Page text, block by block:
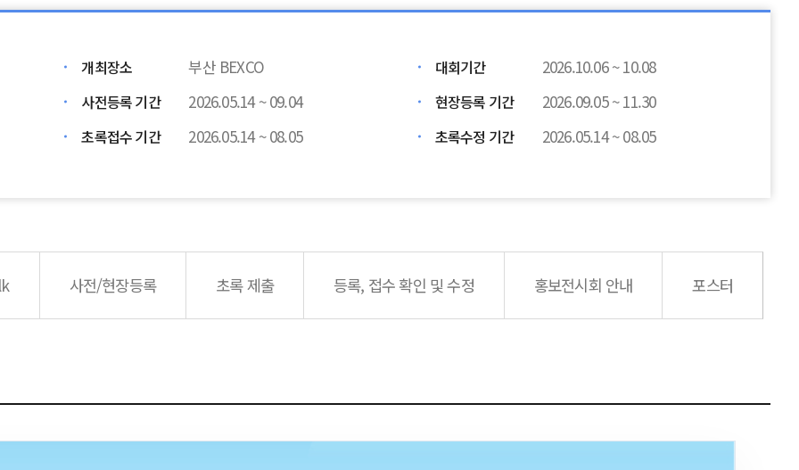
개최장소 부산 BEXCO
사전등록 기간 2026.05.14 ~ 09.04
초록접수 기간 2026.05.14 ~ 08.05
대회기간 2026.10.06 ~ 10.08
현장등록 기간 2026.09.05 ~ 11.30
초록수정 기간 2026.05.14 ~ 08.05
사전/현장등록 초록 제출 등록, 접수 확인 및 수정 홍보전시회 안내 포스터